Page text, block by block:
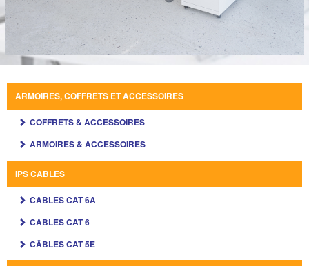
ARMOIRES, COFFRETS ET ACCESSOIRES
COFFRETS & ACCESSOIRES
ARMOIRES & ACCESSOIRES
IPS CÂBLES
CÂBLES CAT 6A
CÂBLES CAT 6
CÂBLES CAT 5E